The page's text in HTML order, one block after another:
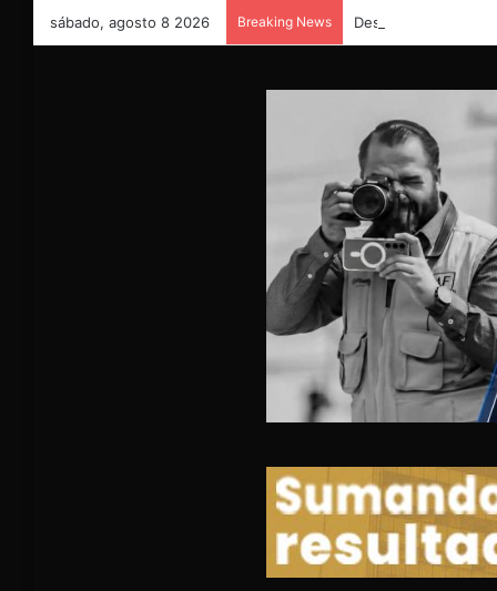
sábado, agosto 8 2026 Breaking News